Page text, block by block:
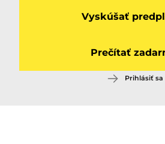
Vyskúšať
Prečítať
Prihlásiť sa